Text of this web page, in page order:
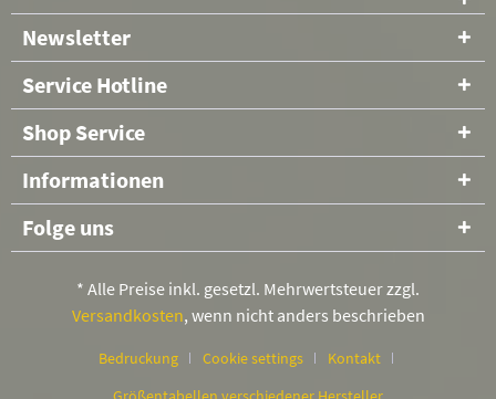
Newsletter
Service Hotline
Shop Service
Informationen
Folge uns
* Alle Preise inkl. gesetzl. Mehrwertsteuer zzgl.
Versandkosten, wenn nicht anders beschrieben
Bedruckung Cookie settings
Kontakt